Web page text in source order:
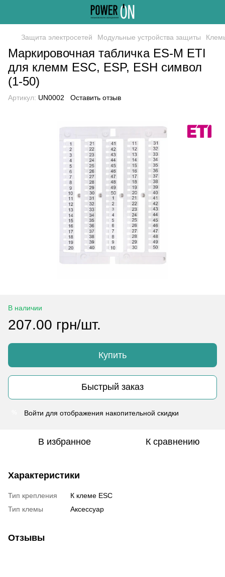
Защита электросетей Модульные устройства защиты
Маркировочная табличка ES-M ETI
для клемм ESC, ESP, ESH символ
(1-50)
Артикул: UN0002 Оставить отзыв
В наличии
207.00 грн/шт.
Купить
Быстрый заказ
Войти для отображения накопительной скидки
В избранное К сравнению
Характеристики
Тип крепления
К клеме ESC
Тип клемы
Аксессуар
Отзывы